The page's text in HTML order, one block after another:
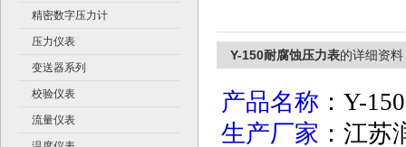
精密数字压力计
压力仪表
变送器系列
校验仪表
流量仪表
Y-150耐腐蚀压力表的详细资料
产品名称 ：Y-150
生产厂家 ：江